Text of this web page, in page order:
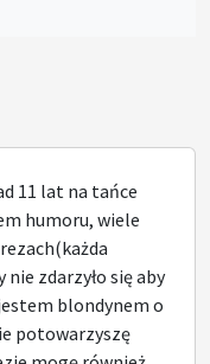
11 lat na tańce
humoru, wiele
zdarzyło się aby
blondynem o
potowarzyszę